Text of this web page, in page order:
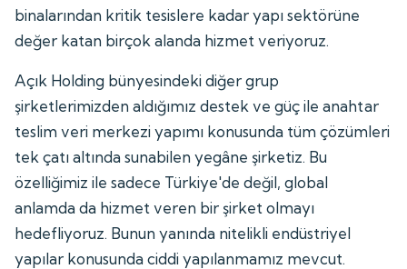
binalarından kritik tesislere kadar yapı sektörüne
değer katan birçok alanda hizmet veriyoruz.
Açık Holding bünyesindeki diğer grup
şirketlerimizden aldığımız destek ve güç ile anahtar
teslim veri merkezi yapımı konusunda tüm çözümleri
tek çatı altında sunabilen yegâne şirketiz. Bu
özelliğimiz ile sadece Türkiye'de değil, global
anlamda da hizmet veren bir şirket olmayı
hedefliyoruz. Bunun yanında nitelikli endüstriyel
yapılar konusunda ciddi yapılanmamız mevcut.